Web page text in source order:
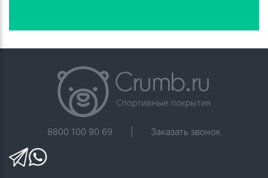
8800 100 90 69 Заказать звонок